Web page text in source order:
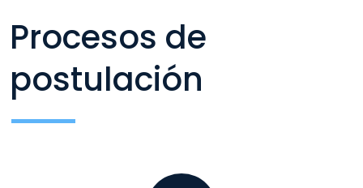
Procesos de
postulación